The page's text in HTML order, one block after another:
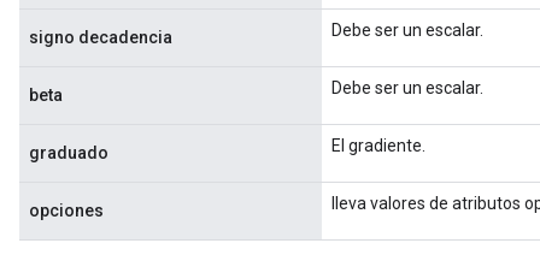
signo decadencia Debe ser un escalar.
beta Debe ser un escalar.
graduado El gradiente.
opciones lleva valores de atributos